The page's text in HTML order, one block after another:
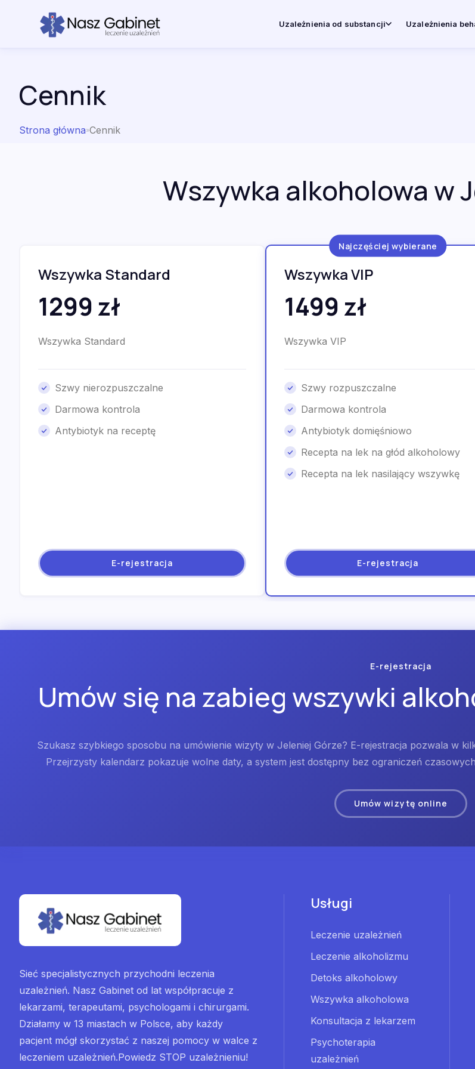
Uzależnienia od substancji Uzależnienia
Cennik
Strona główna»Cennik
Wszywka alkoholowa w
Wszywka Standard
1299 zł
Wszywka Standard
Szwy nierozpuszczalne
Darmowa kontrola
Antybiotyk na receptę
E-rejestracja
Najczęściej wybierane
Wszywka VIP
1499 zł
Wszywka VIP
Szwy rozpuszczalne
Darmowa kontrola
Antybiotyk domięśniowo
Recepta na lek na głód alkoholowy
Recepta na lek nasilający wszywkę
E-rejestracja
E-rejestracja
Umów się na zabieg wszywki
Szukasz szybkiego sposobu na umówienie wizyty w Jeleniej Górze? E-rejestracja pozwala w
Przejrzysty kalendarz pokazuje wolne daty, a system jest dostępny bez ograniczeń
Umów wizytę online
Sieć specjalistycznych przychodni leczenia
uzależnień. Nasz Gabinet od lat współpracuje z
lekarzami, terapeutami, psychologami i chirurgami.
Działamy w 13 miastach w Polsce, aby każdy
pacjent mógł skorzystać z naszej pomocy w walce z
leczeniem uzależnień.Powiedz STOP uzależnieniu!
Usługi
Leczenie uzależnień
Leczenie alkoholizmu
Detoks alkoholowy
Wszywka alkoholowa
Konsultacja z lekarzem
Psychoterapia
uzależnień